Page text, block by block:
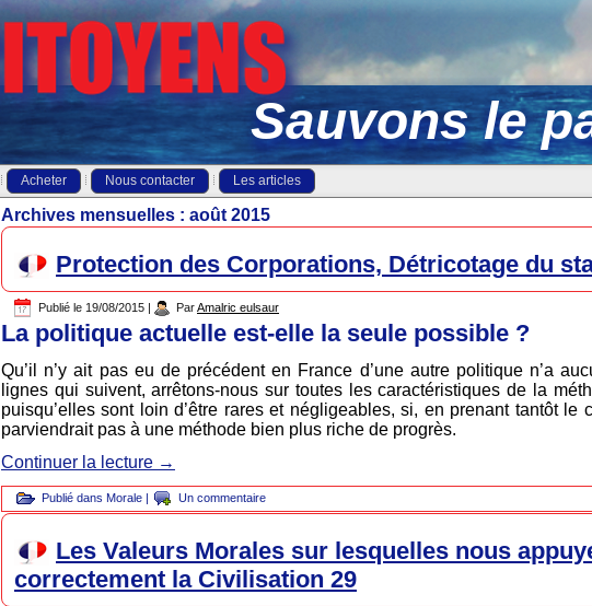
Sauvons le
Acheter Nous contacter Les articles
Archives mensuelles : août 2015
Protection des Corporations, Détricotage du
Publié le 19/08/2015 | ParAmalric eulsaur
La politique actuelle est-elle la seule possible ?
Qu’il n’y ait pas eu de précédent en France d’une autre politique n’a
lignes qui suivent, arrêtons-nous sur toutes les caractéristiques de la
puisqu’elles sont loin d’être rares et négligeables, si, en prenant tantôt le
parviendrait pas à une méthode bien plus riche de progrès.
Continuer la lecture →
Publié dans Morale | Un commentaire
Les Valeurs Morales sur lesquelles nous
correctement la Civilisation 29